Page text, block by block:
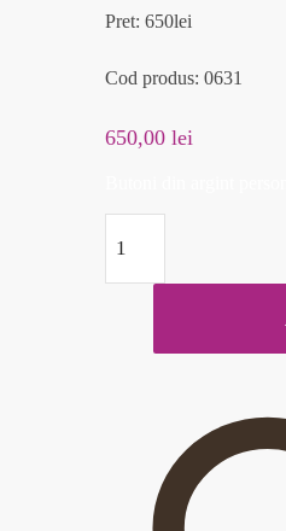
Pret: 650lei
Cod produs: 0631
650,00lei